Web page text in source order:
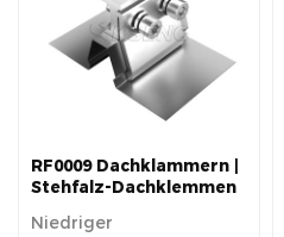
RF0009 Dachklammern |
Stehfalz-Dachklemmen
Niedriger